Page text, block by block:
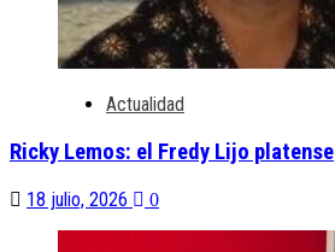
Actualidad
Ricky Lemos: el Fredy Lijo platense
18 julio, 2026 0